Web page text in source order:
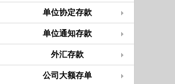
单位协定存款
单位通知存款
外汇存款
公司大额存单